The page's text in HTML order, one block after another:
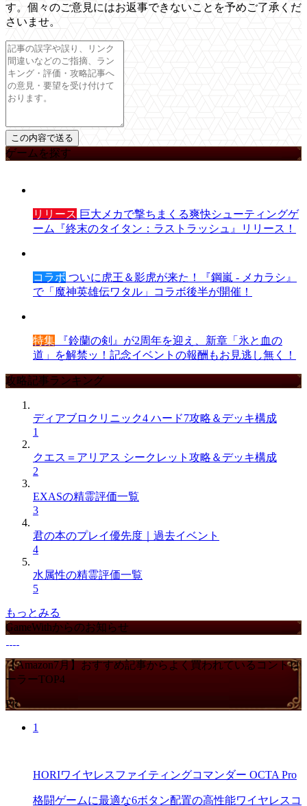
す。個々のご意見にはお返事できないことを予めご了承くだ
さいませ。
ゲームを探す
リリース 巨大メカで撃ちまくる爽快シューティングゲ
ーム『終末のタイタン：ラストラッシュ』リリース！
コラボ ついに虎王＆影虎が来た！『鋼嵐 - メカラシ』
で「魔神英雄伝ワタル」コラボ後半が開催！
特集 『鈴蘭の剣』が2周年を迎え、新章「氷と血の
道」を解禁ッ！記念イベントの報酬もお見逃し無く！
攻略記事ランキング
ディアブロクリニック4 ハード7攻略＆デッキ構成
1
クエス＝アリアス シークレット攻略＆デッキ構成
2
EXASの精霊評価一覧
3
君の本のプレイ優先度｜過去イベント
4
水属性の精霊評価一覧
5
もっとみる
GameWithからのお知らせ
【Amazon7月】おすすめ記事からよく買われているコントロ
ーラーTOP4
PR
1
HORIワイヤレスファイティングコマンダー OCTA Pro
格闘ゲームに最適な6ボタン配置の高性能ワイヤレスコ